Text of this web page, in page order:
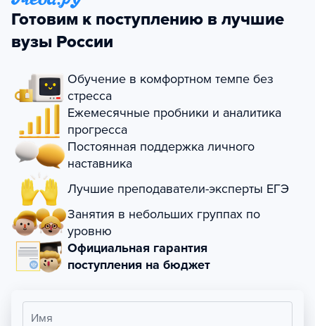
Готовим к поступлению в лучшие
вузы России
Обучение в комфортном темпе без
стресса
Ежемесячные пробники и аналитика
прогресса
Постоянная поддержка личного
наставника
Лучшие преподаватели-эксперты ЕГЭ
Занятия в небольших группах по
уровню
Официальная гарантия
поступления на бюджет
Имя